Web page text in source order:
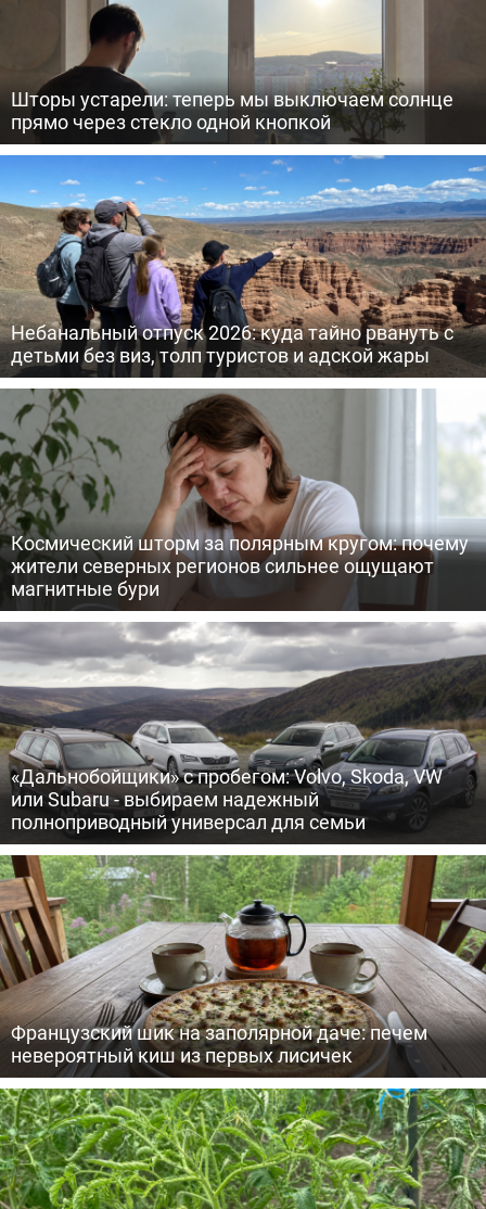
Шторы устарели: теперь мы выключаем солнце
прямо через стекло одной кнопкой
Небанальный отпуск 2026: куда тайно рвануть с
детьми без виз, толп туристов и адской жары
Космический шторм за полярным кругом: почему
жители северных регионов сильнее ощущают
магнитные бури
«Дальнобойщики» с пробегом: Volvo, Skoda, VW
или Subaru - выбираем надежный
полноприводный универсал для семьи
Французский шик на заполярной даче: печем
невероятный киш из первых лисичек